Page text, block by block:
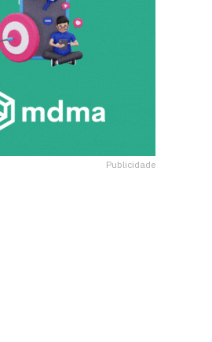
Publicidade